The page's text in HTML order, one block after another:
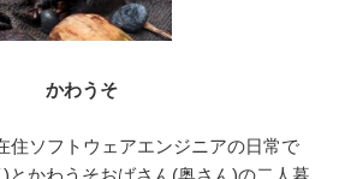
かわうそ
住ソフトウェアエンジニアの日常で
かわうそおばさん(奥さん)の二人暮